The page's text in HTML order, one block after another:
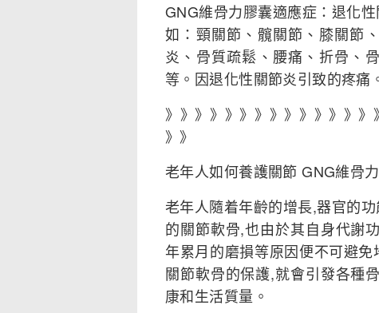
GNG維骨力膠囊適應症：退化
如：頸關節、髖關節、膝關節
炎、骨質疏鬆、腰痛、折骨、
等。因退化性關節炎引致的疼痛
》》》》》》》》》》》》》》
》》
老年人如何養護關節 GNG維骨
老年人隨着年齡的增長,器官的
的關節軟骨,也由於其自身代謝
年累月的磨損等原因便不可避
關節軟骨的保護,就會引發各種
康和生活質量。